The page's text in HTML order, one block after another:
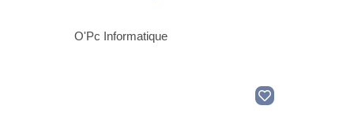
O'Pc Informatique